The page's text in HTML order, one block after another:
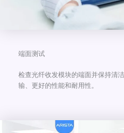
端面测试
检查光纤收发模块的端面并保持清
输、更好的性能和耐用性。